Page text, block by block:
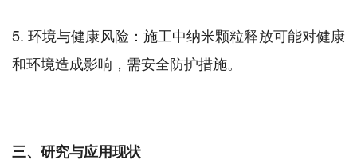
5. 环境与健康风险：施工中纳米颗粒释放可能对健康
和环境造成影响，需安全防护措施。
三、研究与应用现状